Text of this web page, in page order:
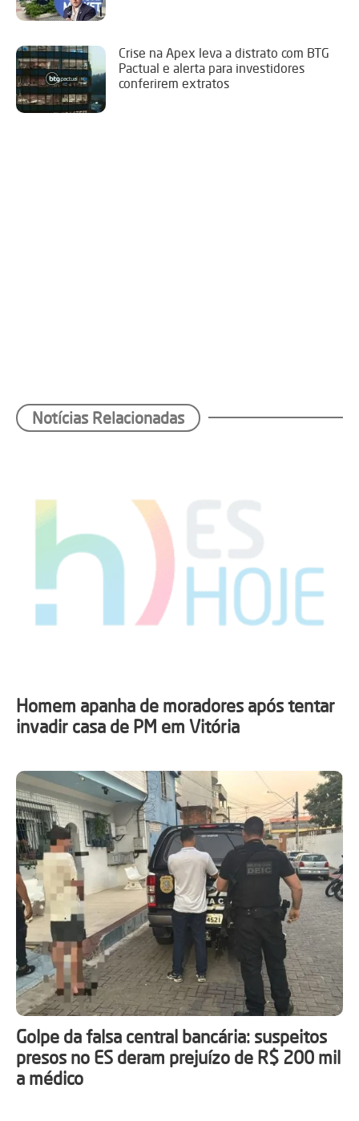
Crise na Apex leva a distrato com BTG
Pactual e alerta para investidores
conferirem extratos
Notícias Relacionadas
Homem apanha de moradores após tentar
invadir casa de PM em Vitória
Golpe da falsa central bancária: suspeitos
presos no ES deram prejuízo de R$ 200 mil
a médico